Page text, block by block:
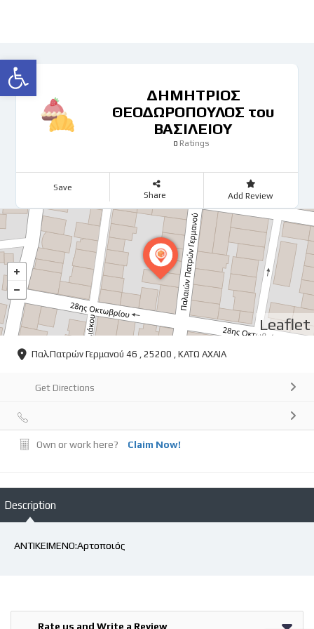
Ανοίξτε τη γραμμή εργαλείων
ΔΗΜΗΤΡΙΟΣ
ΘΕΟΔΩΡΟΠΟΥΛΟΣ του
ΒΑΣΙΛΕΙΟΥ
0Ratings
Save
Share Add Review
Leaflet
Παλ.Πατρών Γερμανού 46 , 25200 , ΚΑΤΩ ΑΧΑΙΑ
Get Directions
Own or work here? Claim Now!
Description
ΑΝΤΙΚΕΙΜΕΝΟ:Αρτοποιός
Rate us and Write a Review